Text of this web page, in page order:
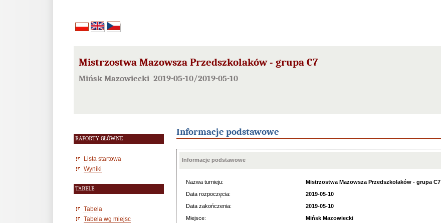
Mistrzostwa Mazowsza Przedszkolaków - grupa C7
Mińsk Mazowiecki 2019-05-10/2019-05-10
RAPORTY GŁÓWNE
Lista startowa
Wyniki
TABELE
Tabela
Tabela wg miejsc
Informacje podstawowe
Informacje podstawowe
Nazwa turnieju:
Mistrzostwa Mazowsza Przedszkolaków - grupa C7
Data rozpoczęcia:
2019-05-10
Data zakończenia:
2019-05-10
Miejsce:
Mińsk Mazowiecki